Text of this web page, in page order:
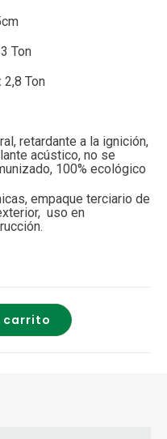
3 Ton
2,8 Ton
retardante a la ignición,
acústico, no se
100% ecológico
empaque terciario de
uso en
carrito